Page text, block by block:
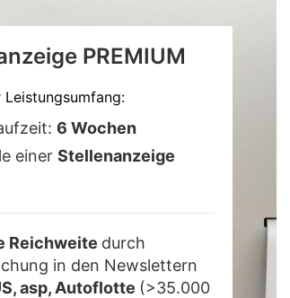
PREMIUM
Leistungsumfang:
6 Wochen
einerStellenanzeige
Reichweite durch
in den Newslettern
asp, Autoflotte (>35.000